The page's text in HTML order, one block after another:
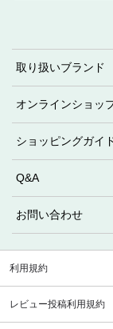
取り扱いブランド
オンラインショッ
ショッピングガイ
Q&A
お問い合わせ
利用規約
レビュー投稿利用規約